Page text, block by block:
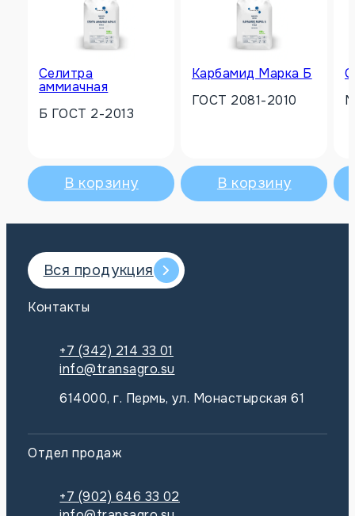
Селитра
аммиачная
Б ГОСТ 2-2013
В корзину
Карбамид Марка Б
ГОСТ 2081-2010
В корзину
Вся продукция
Контакты
+7 (342) 214 33 01
info@transagro.su
614000, г. Пермь, ул. Монастырская 61
Отдел продаж
+7 (902) 646 33 02